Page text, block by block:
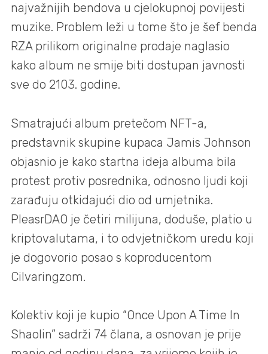
najvažnijih bendova u cjelokupnoj povijesti
muzike. Problem leži u tome što je šef benda
RZA prilikom originalne prodaje naglasio
kako album ne smije biti dostupan javnosti
sve do 2103. godine.
Smatrajući album pretečom NFT-a,
predstavnik skupine kupaca Jamis Johnson
objasnio je kako startna ideja albuma bila
protest protiv posrednika, odnosno ljudi koji
zarađuju otkidajući dio od umjetnika.
PleasrDAO je četiri milijuna, doduše, platio u
kriptovalutama, i to odvjetničkom uredu koji
je dogovorio posao s koproducentom
Cilvaringzom.
Kolektiv koji je kupio “Once Upon A Time In
Shaolin” sadrži 74 člana, a osnovan je prije